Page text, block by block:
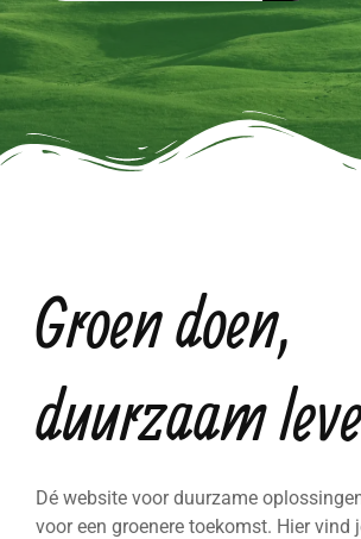
Groen doen,
duurzaam
Dé website voor duurzame
voor een groenere toekomst. Hier vind